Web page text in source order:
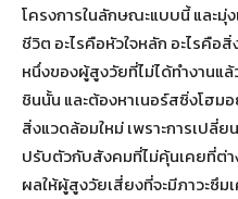
โครงการในลักษณะแบบนี้ และมุ่
ชีวิต อะไรคือหัวใจหลัก อะไรคือ
หนึ่งของผู้สูงวัยที่ไม่ได้ทำงานแ
ชินนั้น และต้องหาเนอร์สซิ่งโฮม
สิ่งแวดล้อมใหม่ เพราะการเปลี่
ปรับตัวกับสังคมที่ไม่คุ้นเคยที่ต่า
ผลให้ผู้สูงวัยเสี่ยงที่จะมีภาวะซึม